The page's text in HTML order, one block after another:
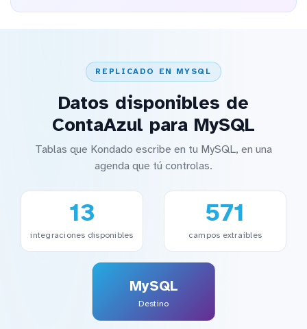
REPLICADO EN MYSQL
Datos disponibles de
ContaAzul para MySQL
Tablas que Kondado escribe en tu MySQL, en una
agenda que tú controlas.
13
integraciones disponibles
571
campos extraíbles
MySQL
Destino